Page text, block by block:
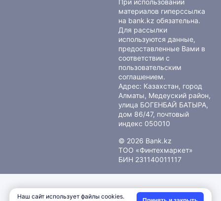
При использовании
материалов гиперссылка
на bank.kz обязательна.
Для рассылки
используются данные,
предоставленные Вами в
соответствии с
пользовательским
соглашением.
Адрес: Казахстан, город
Алматы, Медеуский район,
улица БОГЕНБАЙ БАТЫРА,
дом 86/47, почтовый
индекс 050010
© 2026 Bank.kz
ТОО «Финтехмаркет»
БИН 231140011117
Наш сайт использует файлы cookies.